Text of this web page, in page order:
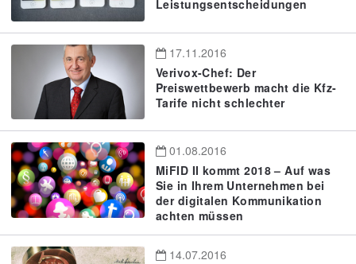
Leistungsentscheidungen
17.11.2016
Verivox-Chef: Der
Preiswettbewerb macht die Kfz-
Tarife nicht schlechter
01.08.2016
MiFID II kommt 2018 – Auf was
Sie in Ihrem Unternehmen bei
der digitalen Kommunikation
achten müssen
14.07.2016